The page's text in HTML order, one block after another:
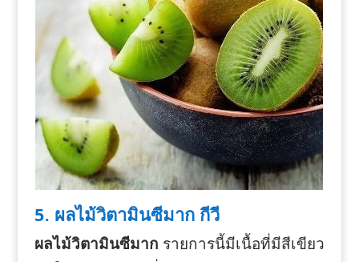
5. ผลไม้วิตามินซีมาก กีวี
ผลไม้วิตามินซีมาก รายการนี้มีเนื้อที่มีสีเขียว